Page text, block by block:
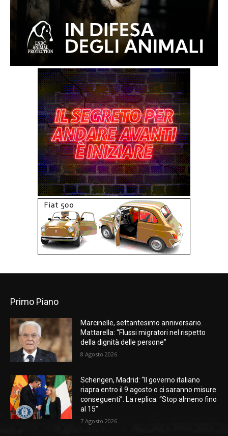
Primo Piano
Marcinelle, settantesimo anniversario.
Mattarella: “Flussi migratori nel rispetto
della dignità delle persone”
8 Agosto 2026
Schengen, Madrid: “Il governo italiano
riapra entro il 9 agosto o ci saranno misure
conseguenti”. La replica: “Stop almeno fino
al 15”
7 Agosto 2026